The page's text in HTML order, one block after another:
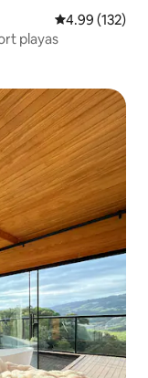
Calificación
4.99 (132)
playas